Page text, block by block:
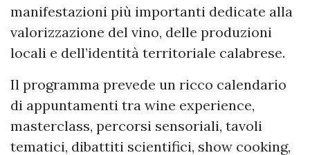
manifestazioni più importanti dedicate alla
valorizzazione del vino, delle produzioni
locali e dell’identità territoriale calabrese.
Il programma prevede un ricco calendario
di appuntamenti tra wine experience,
masterclass, percorsi sensoriali, tavoli
tematici, dibattiti scientifici, show cooking,